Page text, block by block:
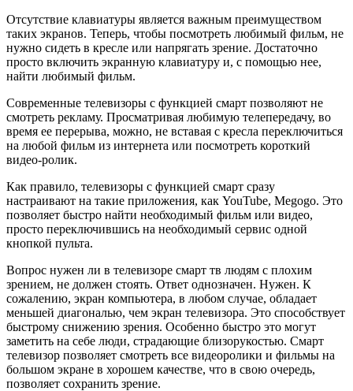
Отсутствие клавиатуры является важным преимуществом
таких экранов. Теперь, чтобы посмотреть любимый фильм, не
нужно сидеть в кресле или напрягать зрение. Достаточно
просто включить экранную клавиатуру и, с помощью нее,
найти любимый фильм.
Современные телевизоры с функцией смарт позволяют не
смотреть рекламу. Просматривая любимую телепередачу, во
время ее перерыва, можно, не вставая с кресла переключиться
на любой фильм из интернета или посмотреть короткий
видео-ролик.
Как правило, телевизоры с функцией смарт сразу
настраивают на такие приложения, как YouTube, Megogo. Это
позволяет быстро найти необходимый фильм или видео,
просто переключившись на необходимый сервис одной
кнопкой пульта.
Вопрос нужен ли в телевизоре смарт тв людям с плохим
зрением, не должен стоять. Ответ однозначен. Нужен. К
сожалению, экран компьютера, в любом случае, обладает
меньшей диагональю, чем экран телевизора. Это способствует
быстрому снижению зрения. Особенно быстро это могут
заметить на себе люди, страдающие близорукостью. Смарт
телевизор позволяет смотреть все видеоролики и фильмы на
большом экране в хорошем качестве, что в свою очередь,
позволяет сохранить зрение.